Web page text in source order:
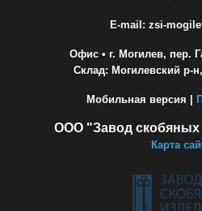
E-mail: zsi-
Офис• г. Могилев, пер.
Склад: Могилевский р-
Мобильная версия |
ООО "Завод скобяных
Карта